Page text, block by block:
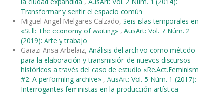
Transformar y sentir el espacio común
Miguel Ángel Melgares Calzado, Seis islas temporales en
«Still: The economy of waiting» , AusArt: Vol. 7 Núm. 2
(2019): Arte y trabajo
Garazi Ansa Arbelaiz, Análisis del archivo como método
para la elaboración y transmisión de nuevos discursos
históricos a través del caso de estudio «Re.Act.Feminism
#2: A performing archive» , AusArt: Vol. 5 Núm. 1 (2017):
Interrogantes feministas en la producción artística